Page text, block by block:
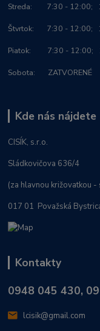
Streda: 7:30 - 12:00;
Štvrtok: 7:30 - 12:00;
Piatok: 7:30 - 12:00;
Sobota: ZATVORENÉ
Kde nás nájdete
CISÍK, s.r.o.
Sládkovičova 636/4
(za hlavnou križovatkou -
017 01 Považská
Kontakty
0948 045 430,
lcisik@gmail.com